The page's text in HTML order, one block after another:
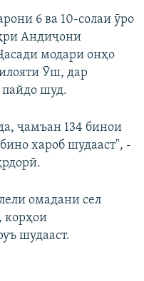
6 ва 10-солаи ӯро
Андиҷони
модари онҳо
Ӯш, дар
пайдо шуд.
ҷамъан 134 бинои
хароб шудааст", -
омадани сел
корҳои
шудааст.